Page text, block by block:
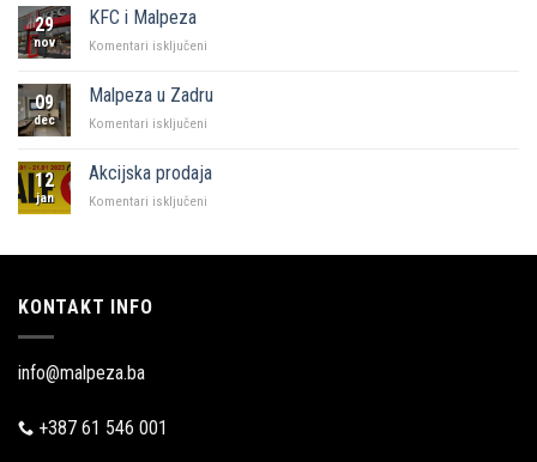
29
nov
KFC i Malpeza
Komentari isključeni
Malpeza
09
dec
Malpeza u Zadru
Komentari isključeni
Zadru
12
jan
Akcijska prodaja
Komentari isključeni
KONTAKT INFO
info@malpeza.ba
+387 61 546 001